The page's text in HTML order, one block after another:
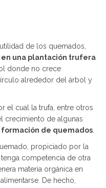
de los quemados,
una plantación trufera
donde no crece
alrededor del árbol y
el cual la trufa, entre otros
crecimiento de algunas
formación de quemados
propiciado por la
competencia de otra
materia orgánica en
De hecho,